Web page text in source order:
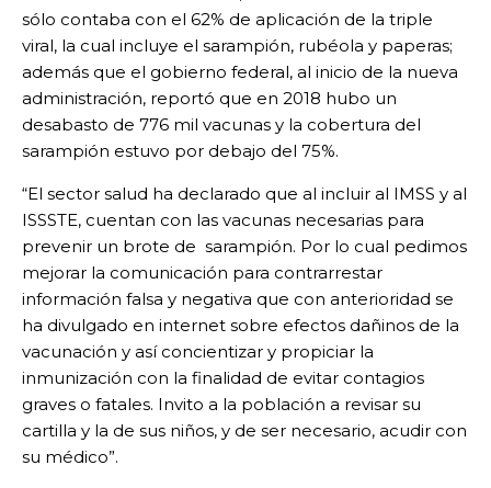
sólo contaba con el 62% de aplicación de la triple
viral, la cual incluye el sarampión, rubéola y paperas;
además que el gobierno federal, al inicio de la nueva
administración, reportó que en 2018 hubo un
desabasto de 776 mil vacunas y la cobertura del
sarampión estuvo por debajo del 75%.
“El sector salud ha declarado que al incluir al IMSS y al
ISSSTE, cuentan con las vacunas necesarias para
prevenir un brote de sarampión. Por lo cual pedimos
mejorar la comunicación para contrarrestar
información falsa y negativa que con anterioridad se
ha divulgado en internet sobre efectos dañinos de la
vacunación y así concientizar y propiciar la
inmunización con la finalidad de evitar contagios
graves o fatales. Invito a la población a revisar su
cartilla y la de sus niños, y de ser necesario, acudir con
su médico”.